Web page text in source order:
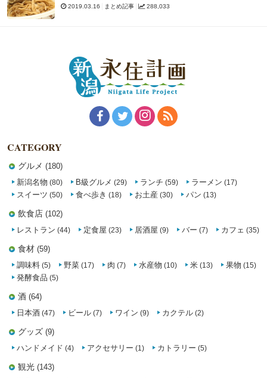
2019.03.16 まとめ記事 288,033
CATEGORY
グルメ (180)
新潟名物 (80) B級グルメ (29) ランチ (59) ラーメン (17)
スイーツ (50) 食べ歩き (18) お土産 (30) パン (13)
飲食店 (102)
レストラン (44) 定食屋 (23) 居酒屋 (9) バー (7) カフェ (35)
食材 (59)
調味料 (5) 野菜 (17) 肉 (7) 水産物 (10) 米 (13) 果物 (15)
発酵食品 (5)
酒 (64)
日本酒 (47) ビール (7) ワイン (9) カクテル (2)
グッズ (9)
ハンドメイド (4) アクセサリー (1) カトラリー (5)
観光 (143)